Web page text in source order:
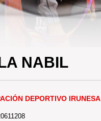
NABIL
DEPORTIVO IRUNESA